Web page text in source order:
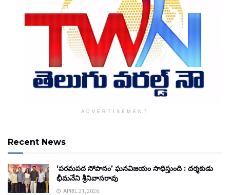
ADVERTISEMENT
Recent News
‘పరమపద సోపానం’ ఘనవిజయం సాధిస్తుంది : దర్శకుడు
భీమనేని శ్రీనివాసరావు
APRIL 21, 2026